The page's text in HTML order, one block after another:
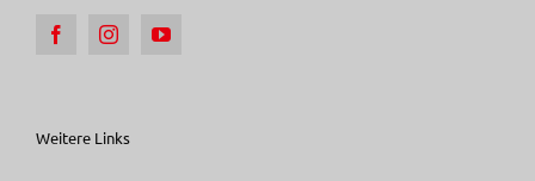
Weitere Links